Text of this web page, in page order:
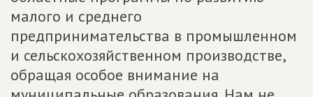
малого и среднего
предпринимательства в промышленном
и сельскохозяйственном производстве,
обращая особое внимание на